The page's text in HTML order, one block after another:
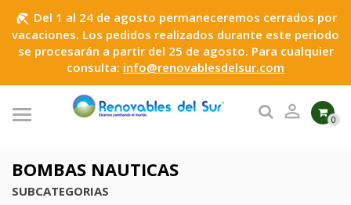
beach_access Del 1 al 24 de agosto permaneceremos cerrados por
vacaciones. Los pedidos realizados durante este periodo
se procesarán a partir del 25 de agosto. Para cualquier
consulta: info@renovablesdelsur.com
 0
BOMBAS NAUTICAS
SUBCATEGORIAS